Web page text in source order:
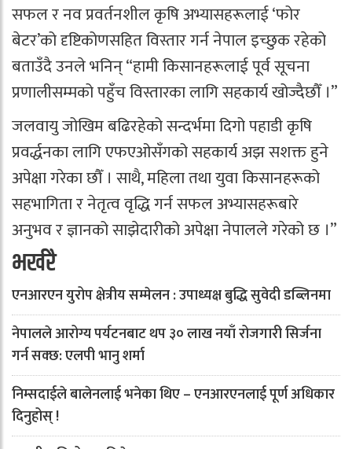
सफल र नव प्रवर्तनशील कृषि अभ्यासहरूलाई ‘फोर
बेटर’को दृष्टिकोणसहित विस्तार गर्न नेपाल इच्छुक रहेको
बताउँदै उनले भनिन् “हामी किसानहरूलाई पूर्व सूचना
प्रणालीसम्मको पहुँच विस्तारका लागि सहकार्य खोज्दैछौँ ।”
जलवायु जोखिम बढिरहेको सन्दर्भमा दिगो पहाडी कृषि
प्रवर्द्धनका लागि एफएओसँगको सहकार्य अझ सशक्त हुने
अपेक्षा गरेका छौँ । साथै, महिला तथा युवा किसानहरूको
सहभागिता र नेतृत्व वृद्धि गर्न सफल अभ्यासहरूबारे
अनुभव र ज्ञानको साझेदारीको अपेक्षा नेपालले गरेको छ ।”
भर्खरै
एनआरएन युरोप क्षेत्रीय सम्मेलन : उपाध्यक्ष बुद्धि सुवेदी डब्लिनमा
नेपालले आरोग्य पर्यटनबाट थप ३० लाख नयाँ रोजगारी सिर्जना
गर्न सक्छ: एलपी भानु शर्मा
निम्सदाईले बालेनलाई भनेका थिए – एनआरएनलाई पूर्ण अधिकार
दिनुहोस् !